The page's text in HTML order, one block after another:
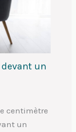
un
centimètre
un